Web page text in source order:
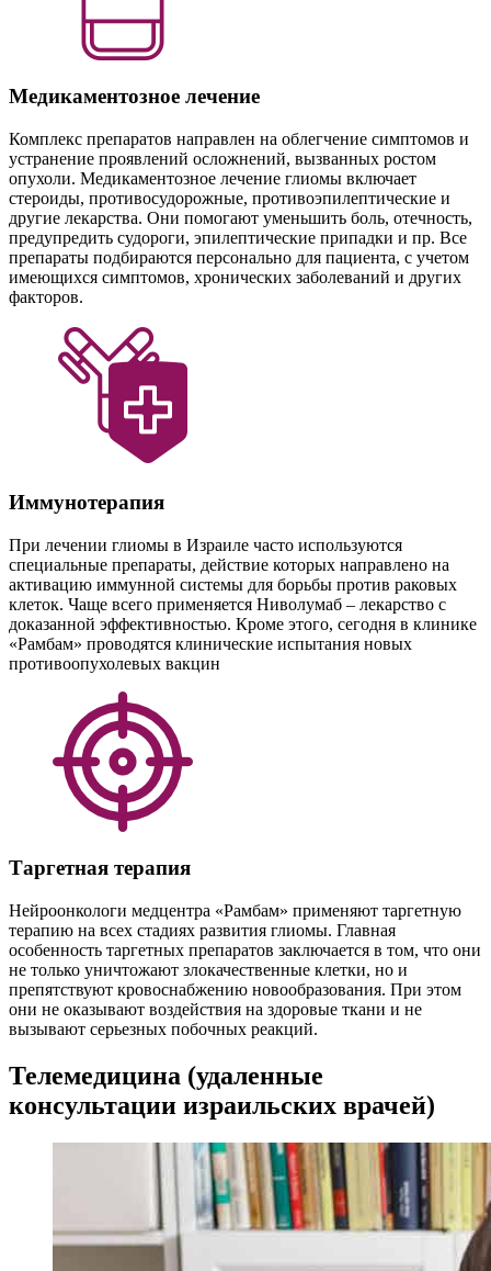
Медикаментозное лечение
Комплекс препаратов направлен на облегчение симптомов и
устранение проявлений осложнений, вызванных ростом
опухоли. Медикаментозное лечение глиомы включает
стероиды, противосудорожные, противоэпилептические и
другие лекарства. Они помогают уменьшить боль, отечность,
предупредить судороги, эпилептические припадки и пр. Все
препараты подбираются персонально для пациента, с учетом
имеющихся симптомов, хронических заболеваний и других
факторов.
Иммунотерапия
При лечении глиомы в Израиле часто используются
специальные препараты, действие которых направлено на
активацию иммунной системы для борьбы против раковых
клеток. Чаще всего применяется Ниволумаб – лекарство с
доказанной эффективностью. Кроме этого, сегодня в клинике
«Рамбам» проводятся клинические испытания новых
противоопухолевых вакцин
Таргетная терапия
Нейроонкологи медцентра «Рамбам» применяют таргетную
терапию на всех стадиях развития глиомы. Главная
особенность таргетных препаратов заключается в том, что они
не только уничтожают злокачественные клетки, но и
препятствуют кровоснабжению новообразования. При этом
они не оказывают воздействия на здоровые ткани и не
вызывают серьезных побочных реакций.
Телемедицина (удаленные
консультации израильских врачей)